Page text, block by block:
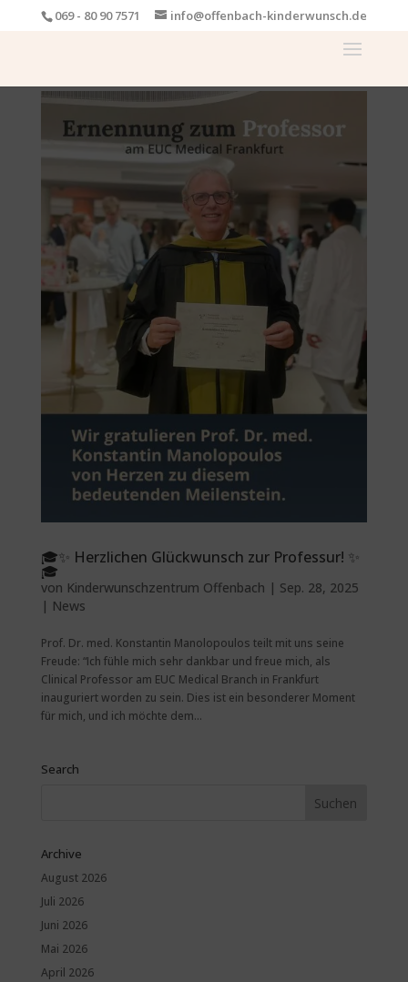
069 - 80 90 7571 info@offenbach-kinderwunsch.de
🎓✨ Herzlichen Glückwunsch zur Professur! ✨
🎓
von Kinderwunschzentrum Offenbach | Sep. 28, 2025
| News
Prof. Dr. med. Konstantin Manolopoulos teilt mit uns seine
Freude: “Ich fühle mich sehr dankbar und freue mich, als
Clinical Professor am EUC Medical Branch in Frankfurt
inauguriert worden zu sein. Dies ist ein besonderer Moment
für mich, und ich möchte dem...
Search
Archive
August 2026
Juli 2026
Juni 2026
Mai 2026
April 2026